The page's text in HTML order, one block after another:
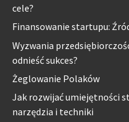
cele?
Finansowanie startupu:
Wyzwania
odnieść sukces?
Żeglowanie Polaków
Jak rozwijać umiejętności
narzędzia i techniki